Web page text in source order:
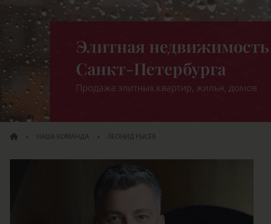
Элитная недвижимость
Санкт-Петербурга
Продажа элитных квартир, жилья, домов
ГЛАВНАЯНАША КОМАНДА ЛЕОНИД РЫСЕВ